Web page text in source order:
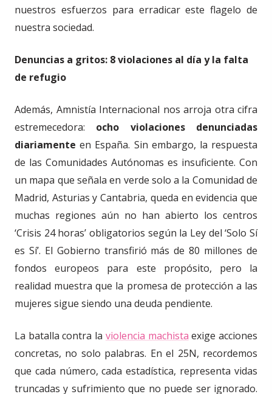
nuestros esfuerzos para erradicar este flagelo de
nuestra sociedad.
Denuncias a gritos: 8 violaciones al día y la falta
de refugio
Además, Amnistía Internacional nos arroja otra cifra
estremecedora: ocho violaciones denunciadas
diariamente en España. Sin embargo, la respuesta
de las Comunidades Autónomas es insuficiente. Con
un mapa que señala en verde solo a la Comunidad de
Madrid, Asturias y Cantabria, queda en evidencia que
muchas regiones aún no han abierto los centros
‘Crisis 24 horas’ obligatorios según la Ley del ‘Solo Sí
es Sí’. El Gobierno transfirió más de 80 millones de
fondos europeos para este propósito, pero la
realidad muestra que la promesa de protección a las
mujeres sigue siendo una deuda pendiente.
La batalla contra la violencia machista exige acciones
concretas, no solo palabras. En el 25N, recordemos
que cada número, cada estadística, representa vidas
truncadas y sufrimiento que no puede ser ignorado.